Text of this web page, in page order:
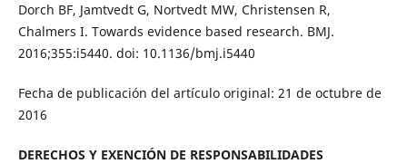
Dorch BF, Jamtvedt G, Nortvedt MW, Christensen R,
Chalmers I. Towards evidence based research. BMJ.
2016;355:i5440. doi: 10.1136/bmj.i5440
Fecha de publicación del artículo original: 21 de octubre de
2016
DERECHOS Y EXENCIÓN DE RESPONSABILIDADES